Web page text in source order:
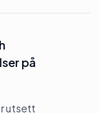
på
utsett